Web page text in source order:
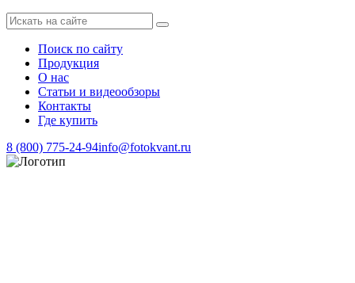
Поиск по сайту
Продукция
О нас
Статьи и видеообзоры
Контакты
Где купить
8 (800) 775-24-94info@fotokvant.ru